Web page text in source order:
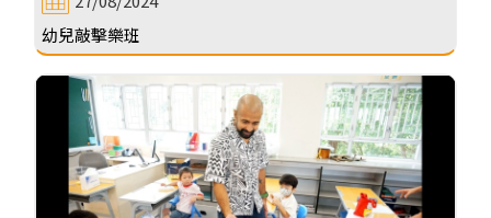
幼兒敲擊樂班